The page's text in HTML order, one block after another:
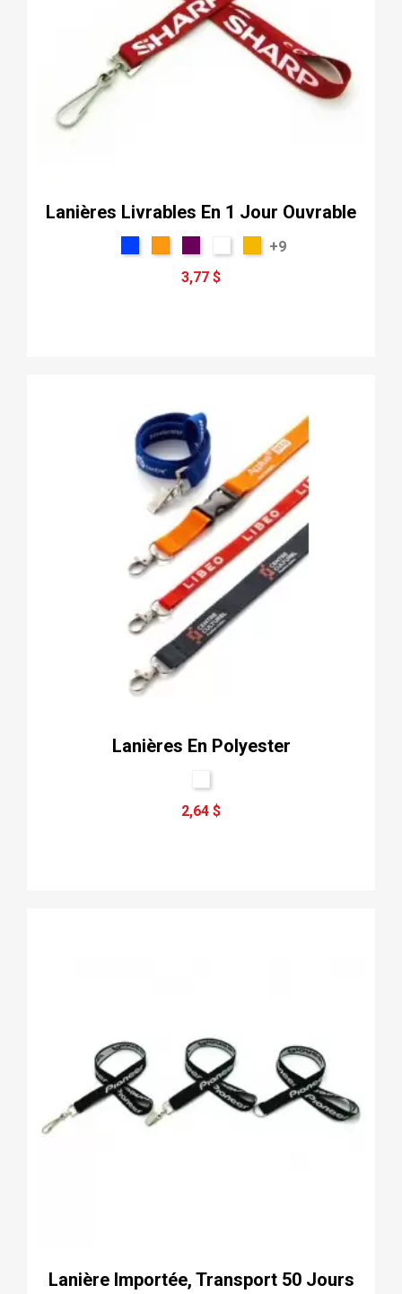
Lanières Livrables En 1 Jour Ouvrable
+9
3,77 $
Lanières En Polyester
2,64 $
Lanière Importée, Transport 50 Jours